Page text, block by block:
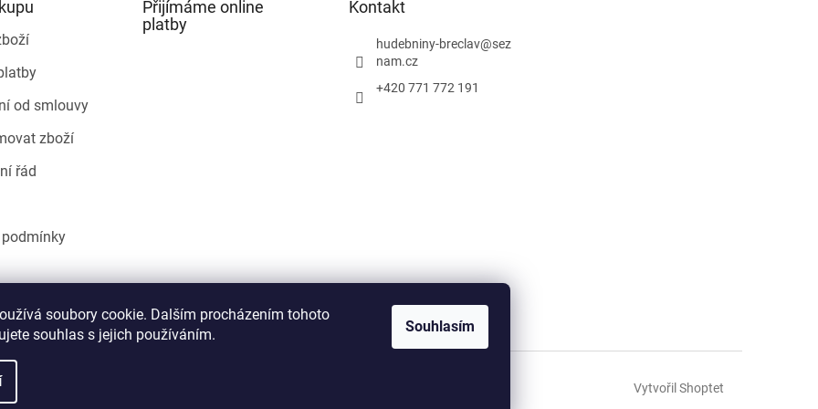
soubory cookie. Dalším procházením tohoto
souhlas s jejich používáním.
Souhlasím
od smlouvy
zboží
řád
Přijímáme online
platby
Kontakt
hudebniny-breclav@sez
nam.cz
+420 771 772 191
Heureka.cz
Vytvořil Shoptet
vyhrazena.